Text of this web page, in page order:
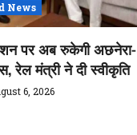
News
पर अब रुकेगी अछनेरा-
रेल मंत्री ने दी स्वीकृति
6, 2026